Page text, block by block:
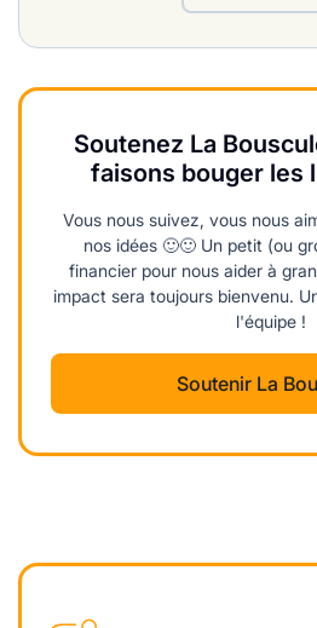
Soutenez La
faisons bouger les
Vous nous suivez, vous nous
nos idées 🙂🙂 Un petit (ou
financier pour nous aider à
impact sera toujours bienvenu.
l'équipe !
Soutenir La